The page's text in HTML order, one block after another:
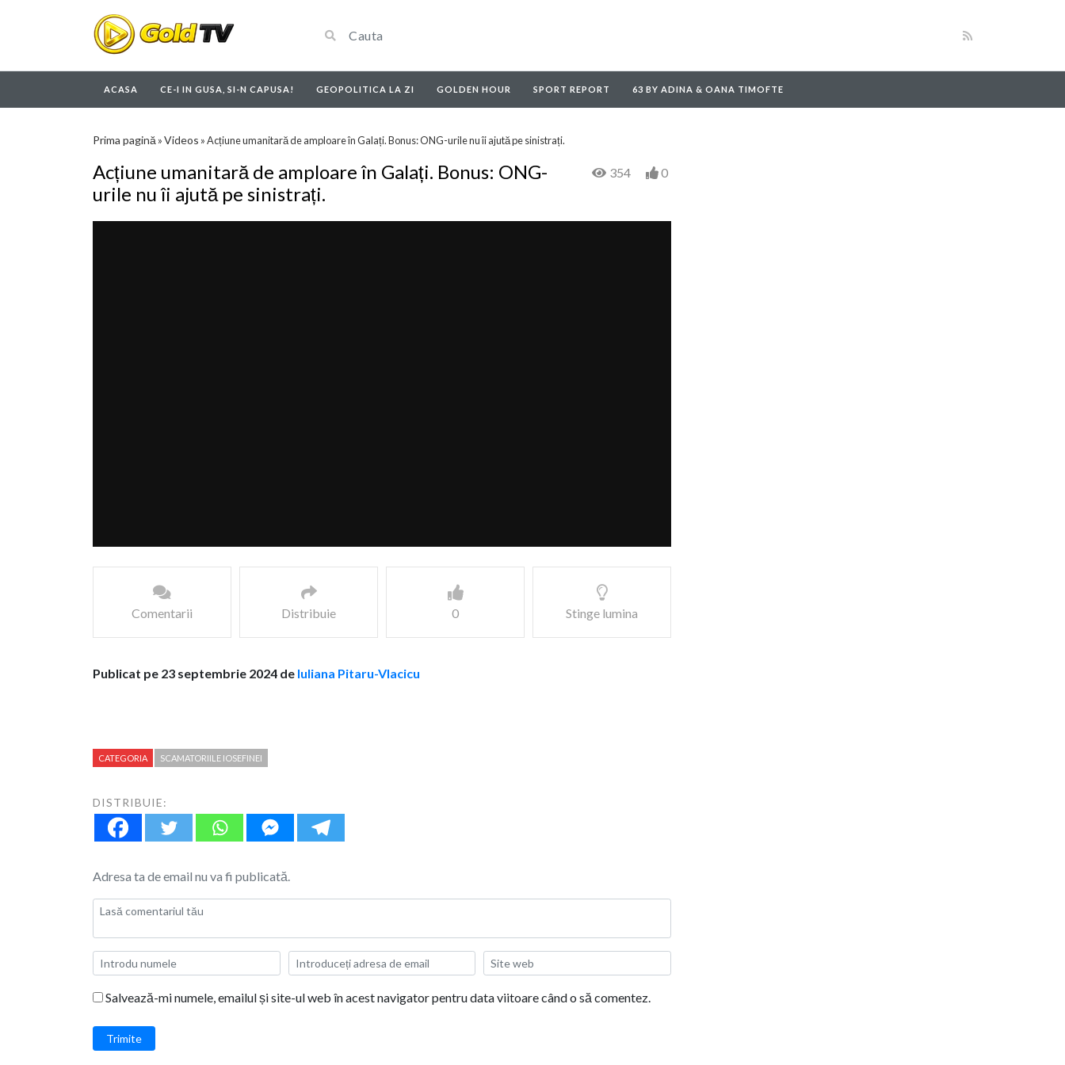
ACASA CE-I IN GUSA, SI-N CAPUSA! GEOPOLITICA LA ZI GOLDEN HOUR SPORT REPORT 63 BY ADINA & OANA TIMOFTE
Prima pagină »Videos »Acțiune umanitară de amploare în Galați. Bonus: ONG-urile nu îi ajută pe sinistrați.
Acțiune umanitară de amploare în Galați. Bonus: ONG-
urile nu îi ajută pe sinistrați.
354 0
Comentarii Distribuie 0 Stinge lumina
Publicat pe 23 septembrie 2024 de Iuliana Pitaru-Vlacicu
CATEGORIA SCAMATORIILE IOSEFINEI
DISTRIBUIE:
Adresa ta de email nu va fi publicată.
Salvează-mi numele, emailul și site-ul web în acest navigator pentru data viitoare când o să comentez.
Trimite